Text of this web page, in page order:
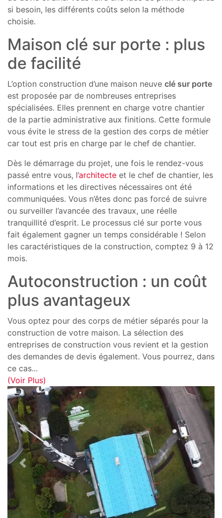
si besoin, les différents coûts selon la méthode
choisie.
Maison clé sur porte : plus
de facilité
L’option construction d’une maison neuve clé sur porte
est proposée par de nombreuses entreprises
spécialisées. Elles prennent en charge votre chantier
de la partie administrative aux finitions. Cette formule
vous évite le stress de la gestion des corps de métier
car tout est pris en charge par le chef de chantier.
Dès le démarrage du projet, une fois le rendez-vous
passé entre vous, l’architecte et le chef de chantier, les
informations et les directives nécessaires ont été
communiquées. Vous n’êtes donc pas forcé de suivre
ou surveiller l’avancée des travaux, une réelle
tranquillité d’esprit. Le processus clé sur porte vous
fait également gagner un temps considérable ! Selon
les caractéristiques de la construction, comptez 9 à 12
mois.
Autoconstruction : un coût
plus avantageux
Vous optez pour des corps de métier séparés pour la
construction de votre maison. La sélection des
entreprises de construction vous revient et la gestion
des demandes de devis également. Vous pourrez, dans
ce cas...
(Voir Plus)
Previous Next